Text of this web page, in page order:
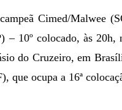
Cimed/Malwee
– 10º colocado, às 20h,
do Cruzeiro, em
que ocupa a 16ª